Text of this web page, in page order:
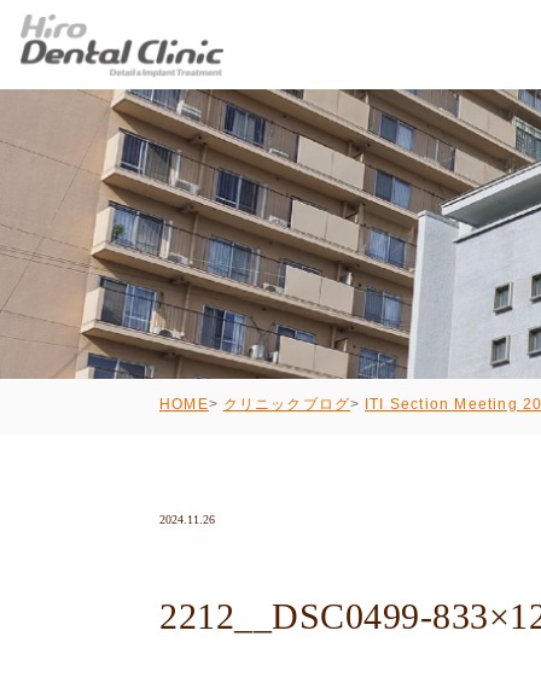
HOME クリニックブログ ITI Section Meeting
2024.11.26
2212__DSC0499-